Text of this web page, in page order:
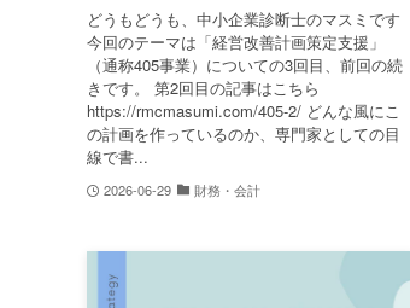
どうもどうも、中小企業診断士のマスミです
今回のテーマは「経営改善計画策定支援」
（通称405事業）についての3回目、前回の続
きです。 第2回目の記事はこちら
https://rmcmasumi.com/405-2/ どんな風にこ
の計画を作っているのか、専門家としての目
線で書...
2026-06-29 財務・会計